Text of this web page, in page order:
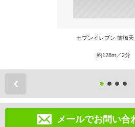
セブンイレブン 前橋天
約128m／2分
メールでお問い合